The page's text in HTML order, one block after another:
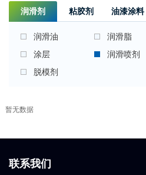
润滑剂 粘胶剂 油漆涂料
润滑油 润滑脂
涂层
润滑喷剂
脱模剂
暂无数据
联系我们